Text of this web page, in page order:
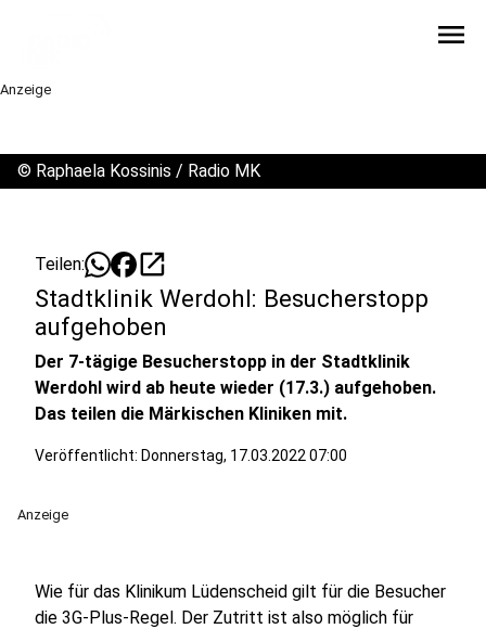
menu
Anzeige
© Raphaela Kossinis / Radio MK
Teilen: open_in_new
Stadtklinik Werdohl: Besucherstopp
aufgehoben
Der 7-tägige Besucherstopp in der Stadtklinik
Werdohl wird ab heute wieder (17.3.) aufgehoben.
Das teilen die Märkischen Kliniken mit.
Veröffentlicht: Donnerstag, 17.03.2022 07:00
Anzeige
Wie für das Klinikum Lüdenscheid gilt für die Besucher
die 3G-Plus-Regel. Der Zutritt ist also möglich für